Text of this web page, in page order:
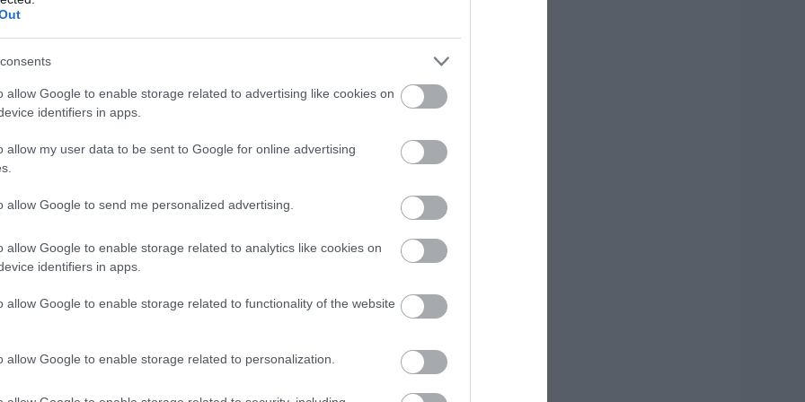
allow Google to enable storage related to advertising like cookies on
identifiers in apps.
allow my user data to be sent to Google for online advertising
allow Google to send me personalized advertising.
allow Google to enable storage related to analytics like cookies on
identifiers in apps.
allow Google to enable storage related to functionality of the website
allow Google to enable storage related to personalization.
κάνουν αίτηση σήμερα – Έως 600 ευρώ
στην Εύβοια – Μεγάλη προσοχή!
της Παναγίας στη Λούτσα με κεράσματα
37χρονο άνδρα
News
Εύβοια
09.08.2026 | 10:40
υπάρχει Λουτράκι
και στην Εύβοια;
με γνωστό
καλλιτέχνη του
09.08.2026 | 10:00